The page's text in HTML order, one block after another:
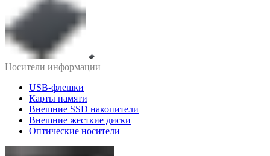
Носители информации
USB-флешки
Карты памяти
Внешние SSD накопители
Внешние жесткие диски
Оптические носители